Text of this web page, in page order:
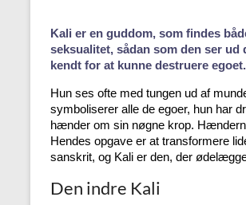
Kali er en guddom, som findes
seksualitet, sådan som den ser
kendt for at kunne destruere egoet.
Hun ses ofte med tungen ud af
symboliserer alle de egoer, hun har
hænder om sin nøgne krop.
Hendes opgave er at transformere
sanskrit, og Kali er den, der
Den indre Kali